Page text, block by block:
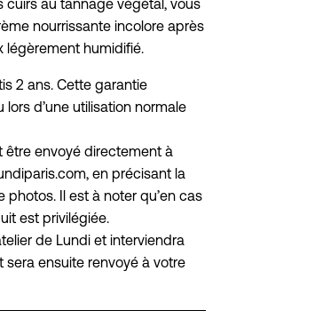
cuirs au tannage végétal, vous
nourrissante incolore après
légèrement humidifié.
2 ans. Cette garantie
d’une utilisation normale
être envoyé directement à
en précisant la
Il est à noter qu’en cas
est privilégiée.
de Lundi et interviendra
sera ensuite renvoyé à votre